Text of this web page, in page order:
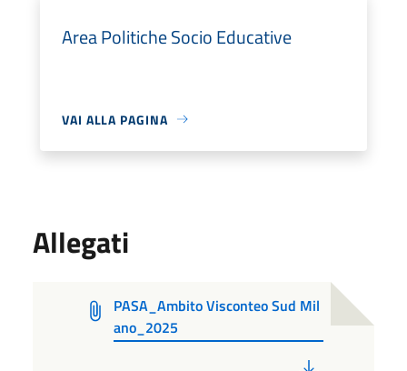
Area Politiche Socio Educative
VAI ALLA PAGINA
Allegati
PASA_Ambito Visconteo Sud Mil
ano_2025